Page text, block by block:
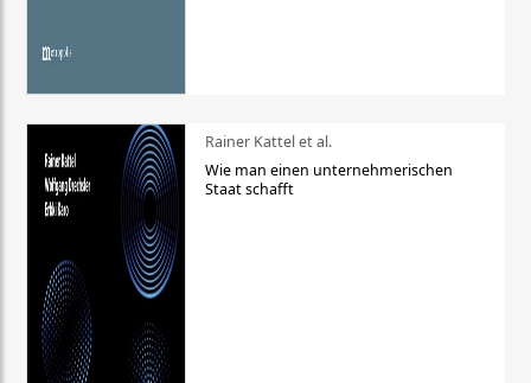
Rainer Kattel et al.
Wie man einen unternehmerischen
Staat schafft